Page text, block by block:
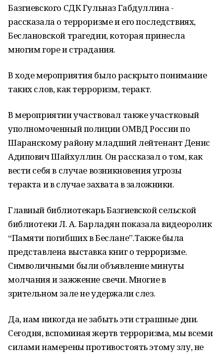
Базгиевского СДК Гульназ Габдуллина -
рассказала о терроризме и его последствиях,
Беслановской трагедии, которая принесла
многим горе и страдания.
В ходе мероприятия было раскрыто понимание
таких слов, как терроризм, теракт.
В мероприятии участвовал также участковый
уполномоченный полиции ОМВД России по
Шаранскому району младший лейтенант Денис
Адипович Шайхуллин. Он рассказал о том, как
вести себя в случае возникновения угрозы
теракта и в случае захвата в заложники.
Главный библиотекарь Базгиевской сельской
библиотеки Л. А. Барладян показала видеоролик
“Памяти погибших в Беслане”.Также была
представлена выставка книг о терроризме.
Символичными были объявление минуты
молчания и зажжение свечи. Многие в
зрительном зале не удержали слез.
Да, нам никогда не забыть эти страшные дни.
Сегодня, вспоминая жертв терроризма, мы всеми
силами намерены противостоять этому злу, не